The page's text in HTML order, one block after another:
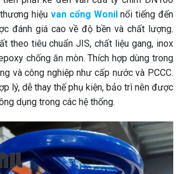
hiệu van cổng Wonilnổi tiếng đến
đánh giá cao về độ bền và chất lượng.
theo tiêu chuẩn JIS, chất liệu gang, inox
chống ăn mòn. Thích hợp dùng trong
và công nghiệp như cấp nước và PCCC.
lý, dễ thay thế phụ kiện, bảo trì nên được
dụng trong các hệ thống.